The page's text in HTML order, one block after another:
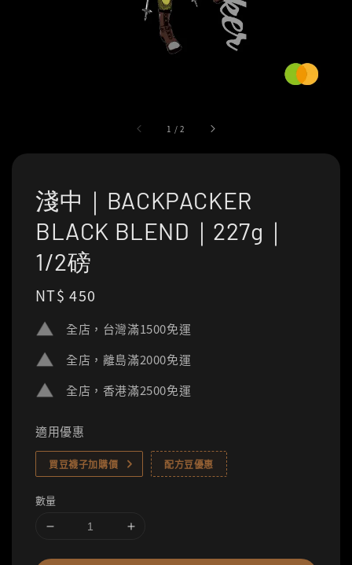
1 /2
淺中｜BACKPACKER
BLACK BLEND｜227g｜
1/2磅
Regular
NT$ 450
全店，台灣滿1500免運
全店，離島滿2000免運
全店，香港滿2500免運
適用優惠
買豆襪子加購價 配方豆優惠
數量